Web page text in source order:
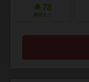
78
興味あり